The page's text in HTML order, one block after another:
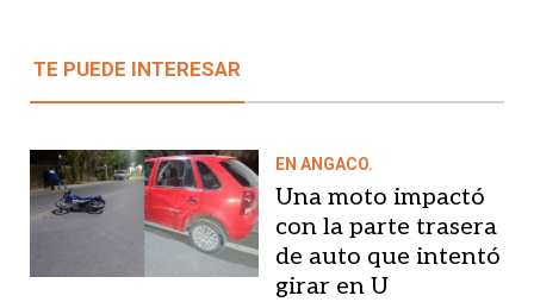
TE PUEDE INTERESAR
EN ANGACO.
Una moto impactó
con la parte trasera
de auto que intentó
girar en U